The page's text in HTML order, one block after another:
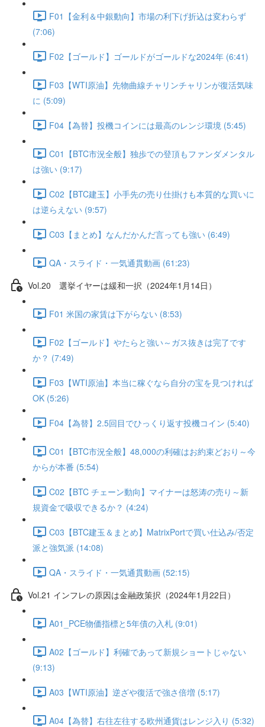
F01【金利＆中銀動向】市場の利下げ折込は変わらず
(7:06)
F02【ゴールド】ゴールドがゴールドな2024年 (6:41)
F03【WTI原油】先物曲線チャリンチャリンが復活気味
に (5:09)
F04【為替】投機コインには最高のレンジ環境 (5:45)
C01【BTC市況全般】独歩での登頂もファンダメンタル
は強い (9:17)
C02【BTC建玉】小手先の売り仕掛けも本質的な買いに
は逆らえない (9:57)
C03【まとめ】なんだかんだ言っても強い (6:49)
QA・スライド・一気通貫動画 (61:23)
Vol.20 選挙イヤーは緩和一択（2024年1月14日）
F01 米国の家賃は下がらない (8:53)
F02【ゴールド】やたらと強い～ガス抜きは完了です
か？ (7:49)
F03【WTI原油】本当に稼ぐなら自分の宝を見つければ
OK (5:26)
F04【為替】2.5回目でひっくり返す投機コイン (5:40)
C01【BTC市況全般】48,000の利確はお約束どおり～今
からが本番 (5:54)
C02【BTC チェーン動向】マイナーは怒涛の売り～新
規資金で吸収できるか？ (4:24)
C03【BTC建玉＆まとめ】MatrixPortで買い仕込み/否定
派と強気派 (14:08)
QA・スライド・一気通貫動画 (52:15)
Vol.21 インフレの原因は金融政策択（2024年1月22日）
A01_PCE物価指標と5年債の入札 (9:01)
A02【ゴールド】利確であって新規ショートじゃない
(9:13)
A03【WTI原油】逆ざや復活で強さ倍増 (5:17)
A04【為替】右往左往する欧州通貨はレンジ入り (5:32)